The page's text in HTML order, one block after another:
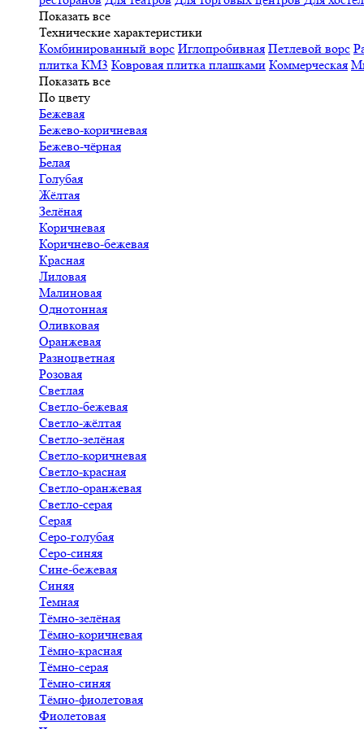
Показать все
Технические характеристики
Комбинированный ворс Иглопробивная Петлевой ворс
плитка КМ3 Ковровая плитка плашками Коммерческая
Показать все
По цвету
Бежевая
Бежево-коричневая
Бежево-чёрная
Белая
Голубая
Жёлтая
Зелёная
Коричневая
Коричнево-бежевая
Красная
Лиловая
Малиновая
Однотонная
Оливковая
Оранжевая
Разноцветная
Розовая
Светлая
Светло-бежевая
Светло-жёлтая
Светло-зелёная
Светло-коричневая
Светло-красная
Светло-оранжевая
Светло-серая
Серая
Серо-голубая
Серо-синяя
Сине-бежевая
Синяя
Темная
Тёмно-зелёная
Тёмно-коричневая
Тёмно-красная
Тёмно-серая
Тёмно-синяя
Тёмно-фиолетовая
Фиолетовая